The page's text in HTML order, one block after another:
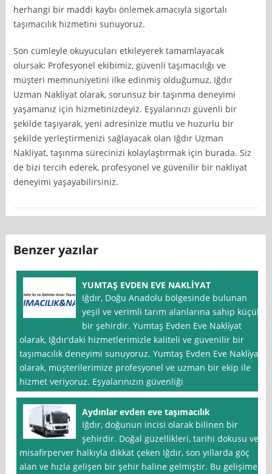
herhangi bir maddi kaybı önlemek amacıyla sigortalı
taşımacılık hizmetini sunuyoruz.
Son cümleyle okuyucuları etkileyerek tamamlayacak
olursak: Profesyonel ekibimiz, güvenli taşımacılığı ve
müşteri memnuniyetini ilke edinmiş olduğumuz, Iğdır
Uzman Nakliyat olarak, sorunsuz bir taşınma deneyimi
yaşamanız için hizmetinizdeyiz. Eşyalarınızı güvenli bir
şekilde taşıyarak, yeni adresinize mutlu ve huzurlu bir
şekilde yerleştirmenizi sağlayacak olan Iğdır Uzman
Nakliyat, taşınma sürecinizi kolaylaştırmak için burada. Siz
de bizi tercih ederek, profesyonel ve güvenilir bir nakliyat
deneyimi yaşayabilirsiniz.
Benzer yazılar
YUMTAŞ EVDEN EVE NAKLİYAT
Iğdır, Doğu Anadolu bölgesinde bulunan
yeşil ve verimli tarım alanlarına sahip küçük
bir şehirdir. Yumtaş Evden Eve Nakli̇yat
olarak, Iğdır’daki hizmetlerimizle kaliteli ve güvenilir bir
taşımacılık deneyimi sunuyoruz. Yumtaş Evden Eve Nakli̇yat
olarak, müşterilerimize profesyonel ve uzman bir ekip ile
hizmet veriyoruz. Eşyalarınızın güvenliği
Aydınlar evden eve taşımacılık
Iğdır, doğunun incisi olarak bilinen bir
şehirdir. Doğal güzellikleri, tarihi dokusu ve
misafirperver halkıyla dikkat çeken Iğdır, son yıllarda göç
alan ve hızla gelişen bir şehir haline gelmiştir. Bu gelişime